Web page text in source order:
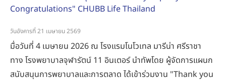
วันอังคารที่ 21 เมษายน 2569
มื่อวันที่ 4 เมษายน 2026 ณ โรงแรมโนโวเทล มารีน่า ศรีราชา
ทาง โรงพยาบาลจุฬารัตน์ 11 อินเตอร์ นำทัพโดย ผู้จัดการแผนก
สนับสนุนการพยาบาลและการตลาด ได้เข้าร่วมงาน "Thank you